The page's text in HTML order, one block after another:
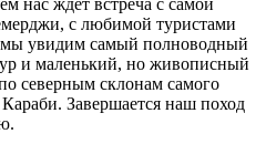
нас ждет встреча с самой
с любимой туристами
увидим самый полноводный
и маленький, но живописный
северным склонам самого
Завершается наш поход